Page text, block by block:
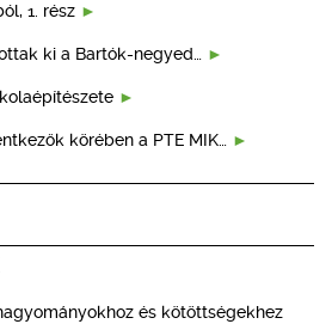
1. rész
ki a Bartók-negyed…
körében a PTE MIK…
és kötöttségekhez